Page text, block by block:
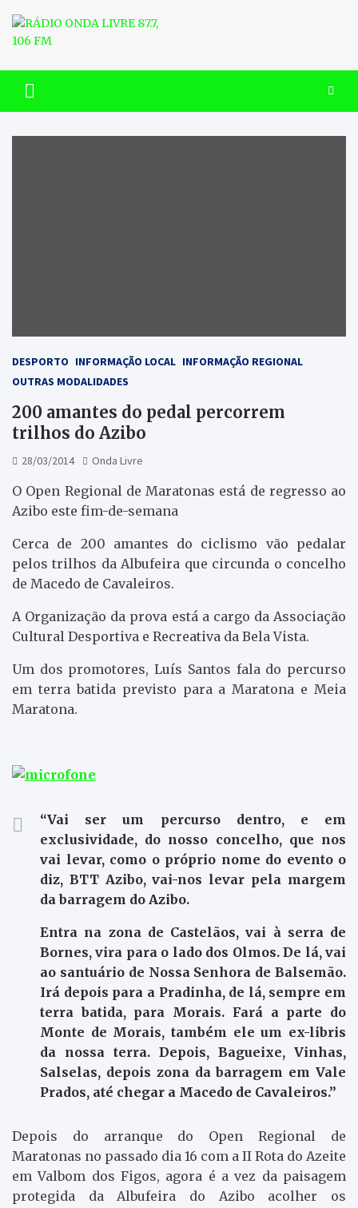
content
RÁDIO ONDA LIVRE 87.7, 106
FM
DESPORTO INFORMAÇÃO LOCAL INFORMAÇÃO REGIONAL
OUTRAS MODALIDADES
200 amantes do pedal percorrem
trilhos do Azibo
28/03/2014 Onda Livre
O Open Regional de Maratonas está de regresso ao
Azibo este fim-de-semana
Cerca de 200 amantes do ciclismo vão pedalar
pelos trilhos da Albufeira que circunda o concelho
de Macedo de Cavaleiros.
A Organização da prova está a cargo da Associação
Cultural Desportiva e Recreativa da Bela Vista.
Um dos promotores, Luís Santos fala do percurso
em terra batida previsto para a Maratona e Meia
Maratona.
“Vai ser um percurso dentro, e em
exclusividade, do nosso concelho, que nos
vai levar, como o próprio nome do evento o
diz, BTT Azibo, vai-nos levar pela margem
da barragem do Azibo.
Entra na zona de Castelãos, vai à serra de
Bornes, vira para o lado dos Olmos. De lá, vai
ao santuário de Nossa Senhora de Balsemão.
Irá depois para a Pradinha, de lá, sempre em
terra batida, para Morais. Fará a parte do
Monte de Morais, também ele um ex-libris
da nossa terra. Depois, Bagueixe, Vinhas,
Salselas, depois zona da barragem em Vale
Prados, até chegar a Macedo de Cavaleiros.”
Depois do arranque do Open Regional de
Maratonas no passado dia 16 com a II Rota do Azeite
em Valbom dos Figos, agora é a vez da paisagem
protegida da Albufeira do Azibo acolher os